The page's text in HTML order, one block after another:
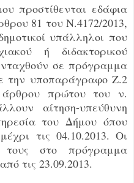
προστίθενται εδάφια
81 του Ν.4172/2013,
υπάλληλοι που
ή διδακτορικού
σε πρόγραμμα
την υποπαράγραφο Ζ.2
πρώτου του ν.
αίτηση-υπεύθυνη
του Δήμου όπου
τις 04.10.2013. Οι
τους στο πρόγραμμα
τις 23.09.2013.